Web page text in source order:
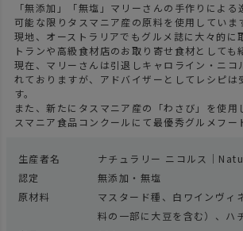
「無添加」「無塩」マリーさんの手作りによる
可能な限りタスマニア産の原料を使用していま
現地、オーストラリアでもグルメ誌に大々的に
トランや高級食材店のお取り寄せ食材としても
現在、マリーさんは引退しキャロライン・ニコ
れておりますが、アドバイザーとしてレシピは
す。
また、新たにタスマニア産の「わさび」を使用
スマニア食品コンクールにて最優秀グルメフー
生産者名
ナチュラリー ニコルス｜
認定
無添加・無塩
原材料
マスタード種、白ワインヴィ
料の一部に大豆を含む）、ハ